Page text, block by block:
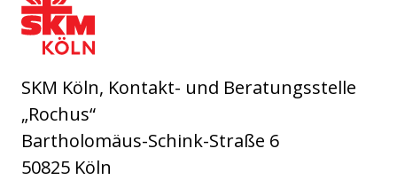
SKM Köln, Kontakt- und Beratungsstelle
„Rochus“
Bartholomäus-Schink-Straße 6
50825 Köln